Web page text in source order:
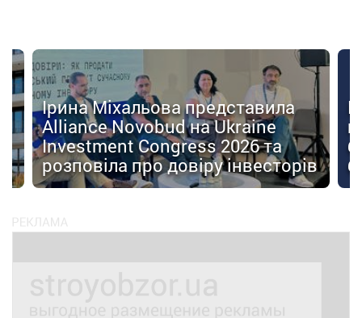
Ірина Міхальова представила
Alliance Novobud на Ukraine
Investment Congress 2026 та
розповіла про довіру інвесторів